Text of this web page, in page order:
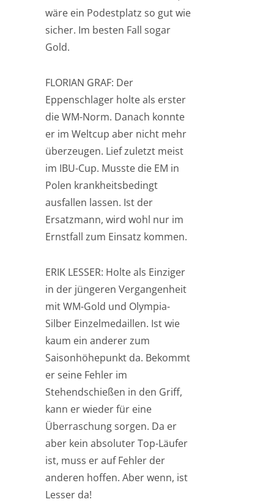
wäre ein Podestplatz so gut wie
sicher. Im besten Fall sogar
Gold.
FLORIAN GRAF: Der
Eppenschlager holte als erster
die WM-Norm. Danach konnte
er im Weltcup aber nicht mehr
überzeugen. Lief zuletzt meist
im IBU-Cup. Musste die EM in
Polen krankheitsbedingt
ausfallen lassen. Ist der
Ersatzmann, wird wohl nur im
Ernstfall zum Einsatz kommen.
ERIK LESSER: Holte als Einziger
in der jüngeren Vergangenheit
mit WM-Gold und Olympia-
Silber Einzelmedaillen. Ist wie
kaum ein anderer zum
Saisonhöhepunkt da. Bekommt
er seine Fehler im
Stehendschießen in den Griff,
kann er wieder für eine
Überraschung sorgen. Da er
aber kein absoluter Top-Läufer
ist, muss er auf Fehler der
anderen hoffen. Aber wenn, ist
Lesser da!